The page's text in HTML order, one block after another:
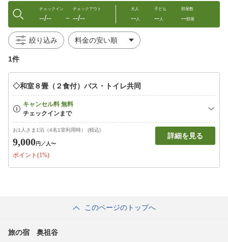
チェックイン
--/-- 〜
チェックアウト
--/--
大人
--人
子ども
--人
部屋数
--部屋
絞り込み
1件
◇和室８畳（２食付）バス・トイレ共同
お1人さま1泊（4名1室利用時） (税込)
9,000円 ／人〜
ポイント(1%)
詳細を見る
このページのトップへ
旅の宿 奥祖谷